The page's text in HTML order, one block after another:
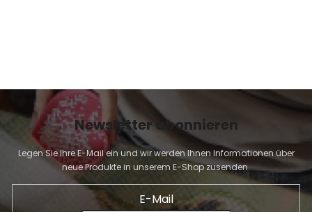
Newsletter abonnieren
Legen Sie Ihre E-Mail ein und wir werden Ihnen Informationen über
neue Produkte in unserem E-Shop zusenden.
E-Mail